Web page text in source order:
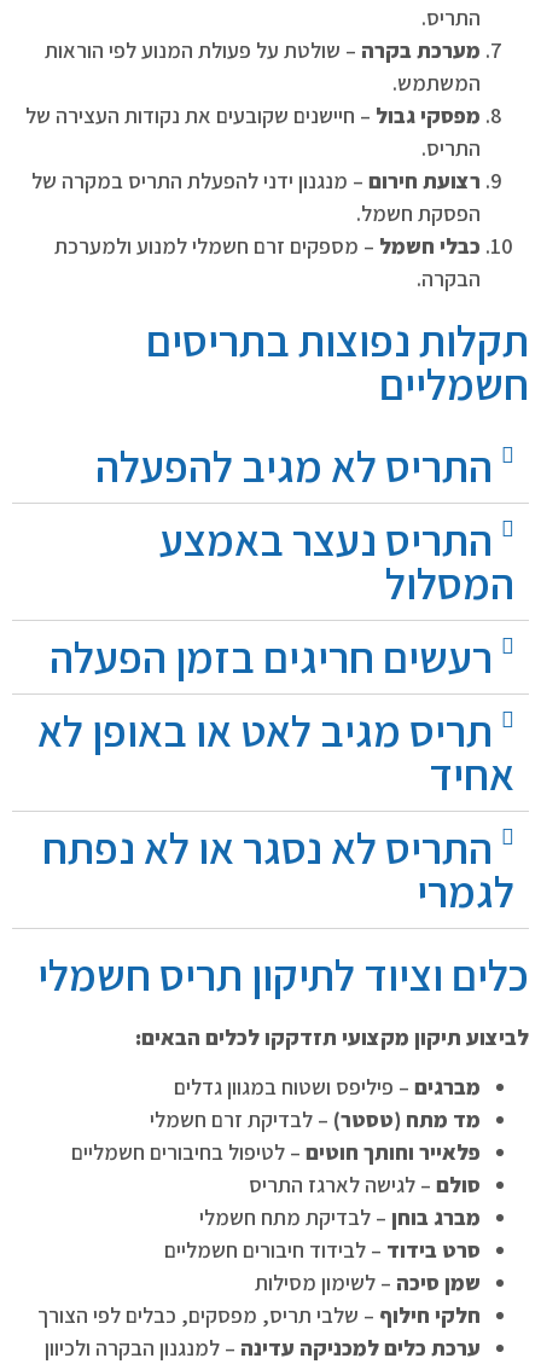
התריס.
מערכת בקרה – שולטת על פעולת המנוע לפי הוראות
המשתמש.
מפסקי גבול – חיישנים שקובעים את נקודות העצירה של
התריס.
רצועת חירום – מנגנון ידני להפעלת התריס במקרה של
הפסקת חשמל.
כבלי חשמל – מספקים זרם חשמלי למנוע ולמערכת
הבקרה.
תקלות נפוצות בתריסים
חשמליים
התריס לא מגיב להפעלה
התריס נעצר באמצע
המסלול
רעשים חריגים בזמן הפעלה
תריס מגיב לאט או באופן לא
אחיד
התריס לא נסגר או לא נפתח
לגמרי
כלים וציוד לתיקון תריס חשמלי
לביצוע תיקון מקצועי תזדקקו לכלים הבאים:
מברגים – פיליפס ושטוח במגוון גדלים
מד מתח (טסטר) – לבדיקת זרם חשמלי
פלאייר וחותך חוטים – לטיפול בחיבורים חשמליים
סולם – לגישה לארגז התריס
מברג בוחן – לבדיקת מתח חשמלי
סרט בידוד – לבידוד חיבורים חשמליים
שמן סיכה – לשימון מסילות
חלקי חילוף – שלבי תריס, מפסקים, כבלים לפי הצורך
ערכת כלים למכניקה עדינה – למנגנון הבקרה ולכיוון